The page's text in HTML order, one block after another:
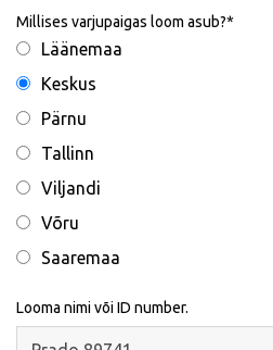
Millises varjupaigas loom asub?
Läänemaa
Keskus
Pärnu
Tallinn
Viljandi
Võru
Saaremaa
Looma nimi või ID number.